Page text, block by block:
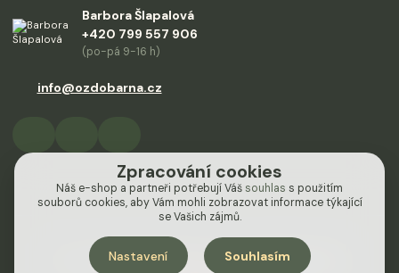
Barbora Šlapalová
+420 799 557 906
(po-pá 9-16 h)
info@ozdobarna.cz
Design od Empiredesign nakódovalOndřejDvořák.com
Zpracování cookies
Náš e-shop a partneři potřebují Váš souhlas s použitím
souborů cookies, aby Vám mohli zobrazovat informace týkající
se Vašich zájmů.
Nastavení Souhlasím